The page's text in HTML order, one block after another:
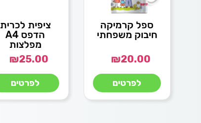
ספל קרמיקה
חיבוק משפחתי
₪20.00
לפרטים
ציפית לכרית
הדפס A4
מפלצות
₪25.00
לפרטים